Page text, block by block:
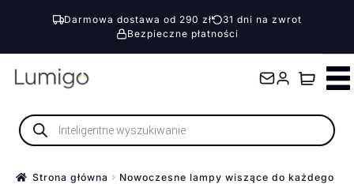
Darmowa dostawa od 290 zł
31 dni na zwrot
Bezpieczne płatności
Przejdź
nawigacji
Przejdź
treściWyszukiwarka
produktów
Strona główna
Nowoczesne lampy wiszące do każdego